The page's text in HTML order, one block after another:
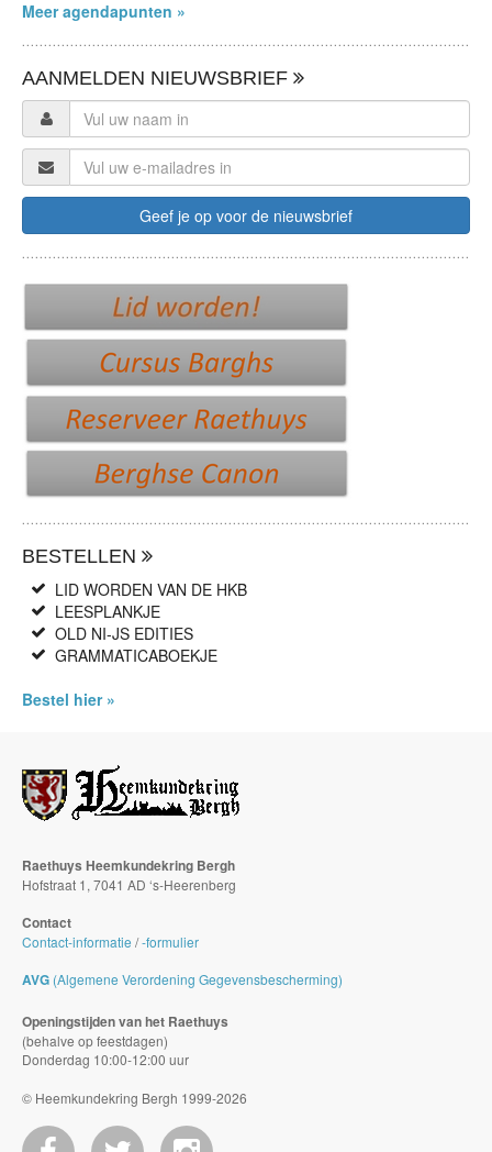
Meer agendapunten »
AANMELDEN NIEUWSBRIEF
BESTELLEN
LID WORDEN VAN DE HKB
LEESPLANKJE
OLD NI-JS EDITIES
GRAMMATICABOEKJE
Bestel hier »
Raethuys Heemkundekring Bergh
Hofstraat 1, 7041 AD ‘s-Heerenberg
Contact
Contact-informatie /-formulier
AVG (Algemene Verordening Gegevensbescherming)
Openingstijden van het Raethuys
(behalve op feestdagen)
Donderdag 10:00-12:00 uur
© Heemkundekring Bergh 1999-2026